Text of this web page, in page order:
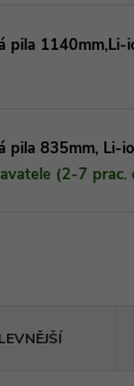
pila
pila 835mm, Li-
(2-7 prac.